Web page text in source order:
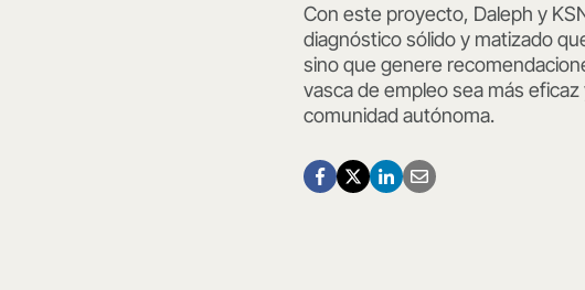
Con este proyecto, Daleph y
diagnóstico sólido y matizado
sino que genere
vasca de empleo sea más
comunidad autónoma.